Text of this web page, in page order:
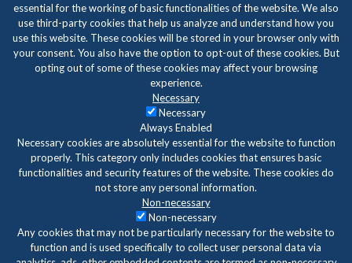
essential for the working of basic functionalities of the website. We also
use third-party cookies that help us analyze and understand how you
use this website. These cookies will be stored in your browser only with
your consent. You also have the option to opt-out of these cookies. But
opting out of some of these cookies may affect your browsing
experience.
Necessary
Necessary
Always Enabled
Necessary cookies are absolutely essential for the website to function
properly. This category only includes cookies that ensures basic
functionalities and security features of the website. These cookies do
not store any personal information.
Non-necessary
Non-necessary
Any cookies that may not be particularly necessary for the website to
function and is used specifically to collect user personal data via